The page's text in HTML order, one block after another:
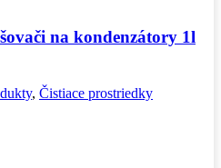
na kondenzátory 1l
, Čistiace prostriedky